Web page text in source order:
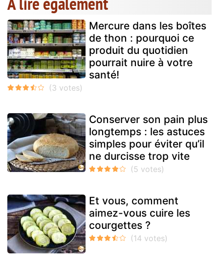
Mercure dans les boîtes
de thon : pourquoi ce
produit du quotidien
pourrait nuire à votre
santé!
Conserver son pain plus
longtemps : les astuces
simples pour éviter qu’il
ne durcisse trop vite
Et vous, comment
aimez-vous cuire les
courgettes ?